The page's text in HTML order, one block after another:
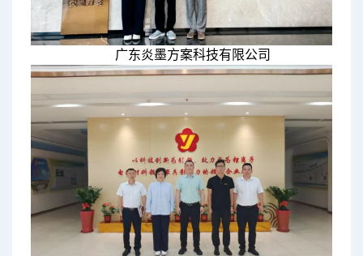
广东炎墨方案科技有限公司